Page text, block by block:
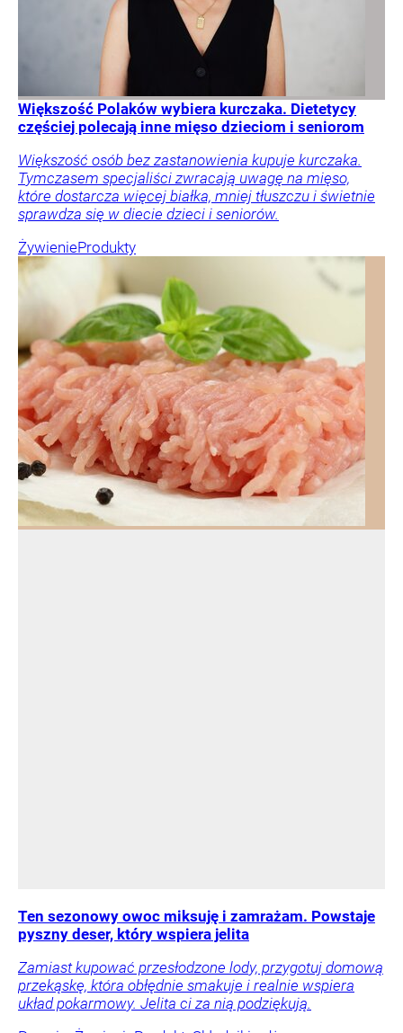
Większość Polaków wybiera kurczaka. Dietetycy
częściej polecają inne mięso dzieciom i seniorom
Większość osób bez zastanowienia kupuje kurczaka.
Tymczasem specjaliści zwracają uwagę na mięso,
które dostarcza więcej białka, mniej tłuszczu i świetnie
sprawdza się w diecie dzieci i seniorów.
ŻywienieProdukty
Ten sezonowy owoc miksuję i zamrażam. Powstaje
pyszny deser, który wspiera jelita
Zamiast kupować przesłodzone lody, przygotuj domową
przekąskę, która obłędnie smakuje i realnie wspiera
układ pokarmowy. Jelita ci za nią podziękują.